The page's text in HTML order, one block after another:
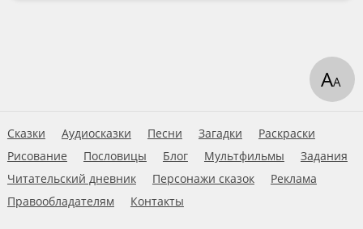
Сказки Аудиосказки Песни Загадки
Раскраски
Рисование
Пословицы Блог Мультфильмы
Задания
Читательский дневник
Персонажи сказок
Реклама
Правообладателям
Контакты
АА